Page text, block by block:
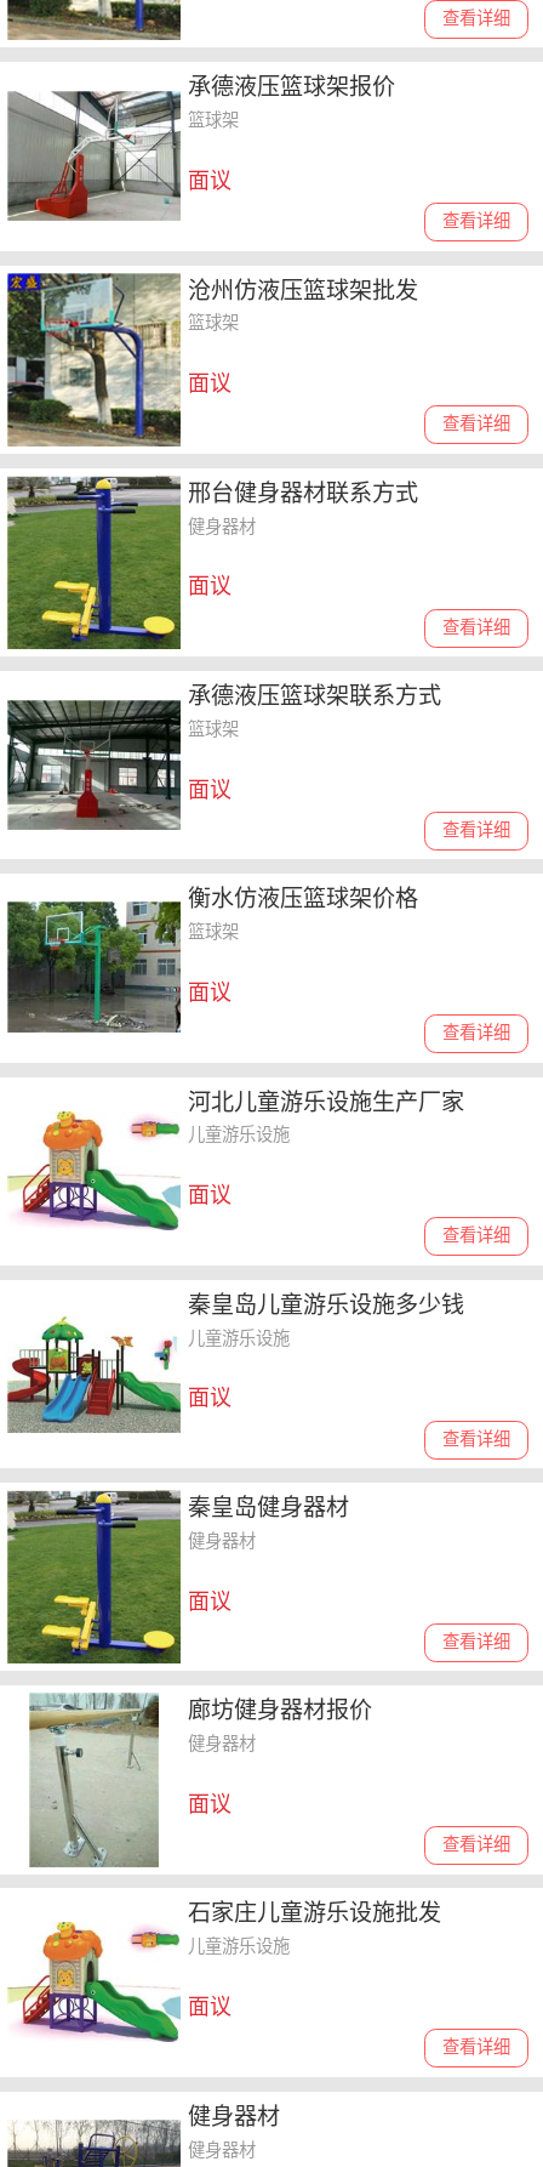
查看详细
承德液压篮球架报价
篮球架
面议
查看详细
沧州仿液压篮球架批发
篮球架
面议
查看详细
邢台健身器材联系方式
健身器材
面议
查看详细
承德液压篮球架联系方式
篮球架
面议
查看详细
衡水仿液压篮球架价格
篮球架
面议
查看详细
河北儿童游乐设施生产厂家
儿童游乐设施
面议
查看详细
秦皇岛儿童游乐设施多少钱
儿童游乐设施
面议
查看详细
秦皇岛健身器材
健身器材
面议
查看详细
廊坊健身器材报价
健身器材
面议
查看详细
石家庄儿童游乐设施批发
儿童游乐设施
面议
查看详细
健身器材
健身器材